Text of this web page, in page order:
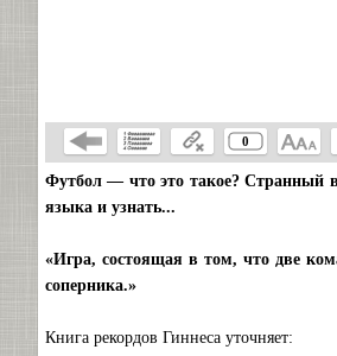
0
Футбол — что это такое? Странный
языка и узнать...
«Игра, состоящая в том, что две
соперника.»
Книга рекордов Гиннеса уточняет: